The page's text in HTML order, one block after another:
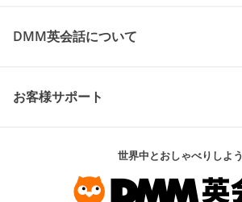
DMM英会話について
お客様サポート
世界中とおしゃべりしよう